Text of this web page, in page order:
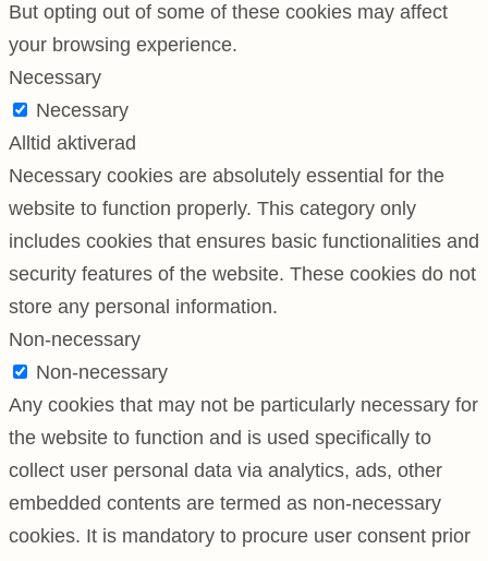
But opting out of some of these cookies may affect
your browsing experience.
Necessary
Necessary
Alltid aktiverad
Necessary cookies are absolutely essential for the
website to function properly. This category only
includes cookies that ensures basic functionalities and
security features of the website. These cookies do not
store any personal information.
Non-necessary
Non-necessary
Any cookies that may not be particularly necessary for
the website to function and is used specifically to
collect user personal data via analytics, ads, other
embedded contents are termed as non-necessary
cookies. It is mandatory to procure user consent prior